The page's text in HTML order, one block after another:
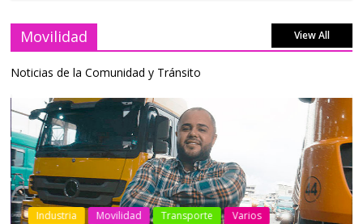
Movilidad View All
Noticias de la Comunidad y Tránsito
Industria Movilidad Transporte Varios